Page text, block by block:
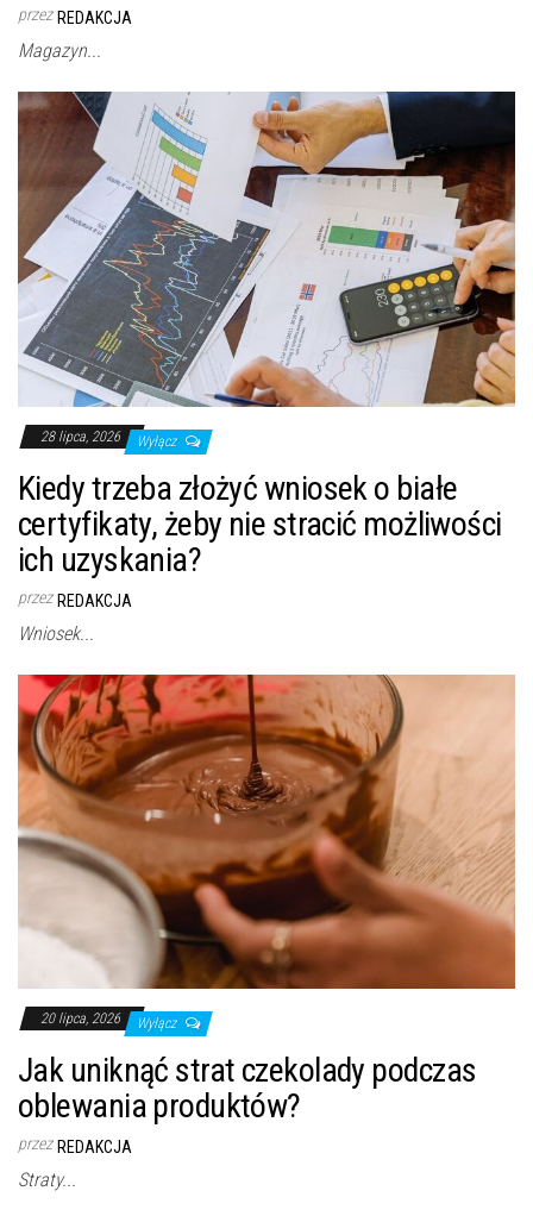
przez REDAKCJA
Magazyn...
28 lipca, 2026 Wyłącz
Kiedy trzeba złożyć wniosek o białe
certyfikaty, żeby nie stracić możliwości
ich uzyskania?
przez REDAKCJA
Wniosek...
20 lipca, 2026 Wyłącz
Jak uniknąć strat czekolady podczas
oblewania produktów?
przez REDAKCJA
Straty...